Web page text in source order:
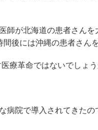
師が北海道の患者さんを
間後には沖縄の患者さん
療革命ではないでしょう
病院で導入されてきたの